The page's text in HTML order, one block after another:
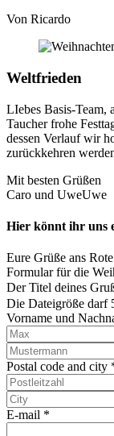
Von Ricardo
Weltfrieden
LIebes Basis-Team,
Taucher frohe
dessen Verlauf wir
zurückkehren
Mit besten Grüßen
Caro und UweUwe
Hier könnt ihr uns
Eure Grüße ans
Formular für die
Der Titel deines
Die Dateigröße darf
Vorname und
Postal code and city
E-mail *